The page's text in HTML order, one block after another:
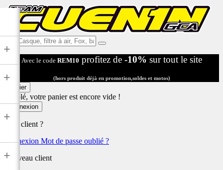
Ex:
Casque,
filtre
air,
Fox,
...
Avec le code REM10 profitez de -10% sur tout le site
(hors produit déjà en promotion,soldes et motos)
Panier
Désolé, votre panier est encore vide !
Connexion
Déjà client ?
Connexion Mot de passe oublié ?
Nouveau client
+
+
+
+